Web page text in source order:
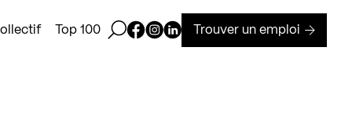
Top 100 Ouvrir la barre de recherche
Page Facebook de Kollectif
Page Instagram de Kollectif
Page Linkedin de Kollectif
Trouver un emploi